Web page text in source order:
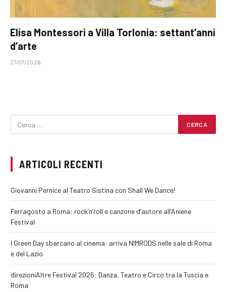
Elisa Montessori a Villa Torlonia: settant’anni
d’arte
27/07/2026
ARTICOLI RECENTI
Giovanni Pernice al Teatro Sistina con Shall We Dance!
Ferragosto a Roma: rock’n’roll e canzone d’autore all’Aniene
Festival
I Green Day sbarcano al cinema: arriva NIMRODS nelle sale di Roma
e del Lazio
direzioniAltre Festival 2026: Danza, Teatro e Circo tra la Tuscia e
Roma